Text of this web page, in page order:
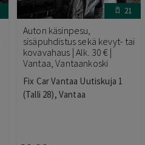
21
Auton käsinpesu,
sisäpuhdistus sekä kevyt- tai
kovavahaus | Alk. 30 € |
Vantaa, Vantaankoski
Fix Car Vantaa Uutiskuja 1
(Talli 28), Vantaa